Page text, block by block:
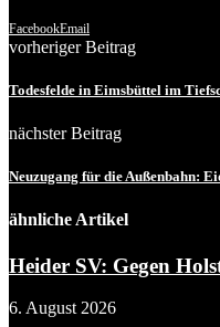
FacebookEmail
vorheriger Beitrag
Todesfelde in Eimsbüttel im
nächster Beitrag
Neuzugang für die Außenbahn:
ähnliche Artikel
Heider SV: Gegen
6. August 2026